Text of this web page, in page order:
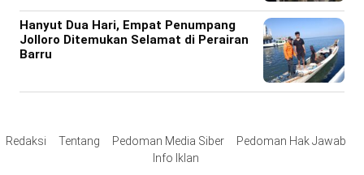
Hanyut Dua Hari, Empat Penumpang
Jolloro Ditemukan Selamat di Perairan
Barru
Redaksi Tentang Pedoman Media Siber
Pedoman Hak Jawab
Info Iklan